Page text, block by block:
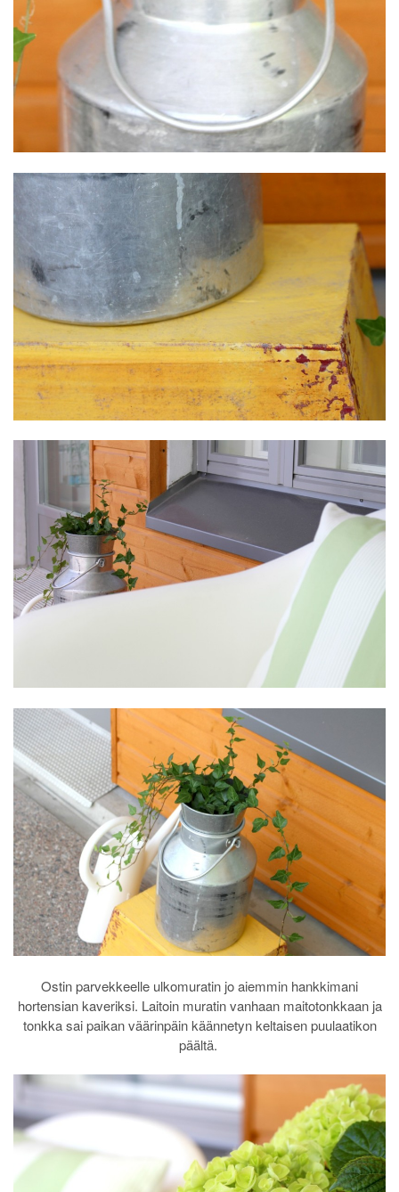
Ostin parvekkeelle ulkomuratin jo aiemmin hankkimani
hortensian kaveriksi. Laitoin muratin vanhaan maitotonkkaan ja
tonkka sai paikan väärinpäin käännetyn keltaisen puulaatikon
päältä.